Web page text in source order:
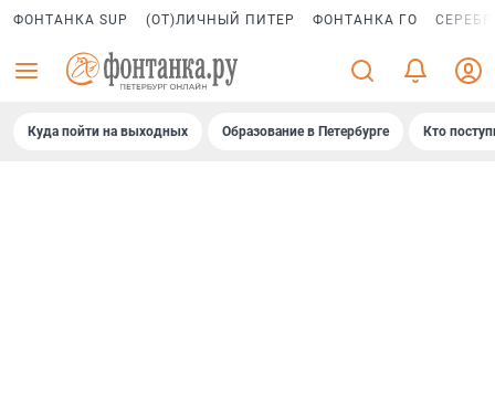
ФОНТАНКА SUP (ОТ)ЛИЧНЫЙ ПИТЕР ФОНТАНКА ГО
Куда пойти на выходных Образование в Петербурге Кто